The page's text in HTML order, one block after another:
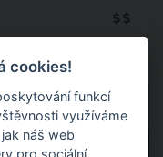
Nabírá
cookies!
funkcí
využíváme
náš web
pro sociální